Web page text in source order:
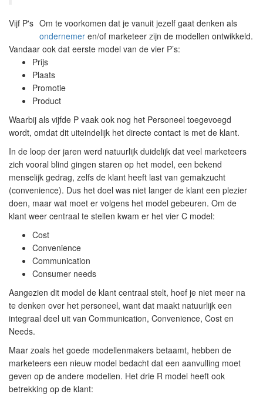
Vijf P's Om te voorkomen dat je vanuit jezelf gaat denken als
ondernemer en/of marketeer zijn de modellen ontwikkeld.
Vandaar ook dat eerste model van de vier P’s:
Prijs
Plaats
Promotie
Product
Waarbij als vijfde P vaak ook nog het Personeel toegevoegd
wordt, omdat dit uiteindelijk het directe contact is met de klant.
In de loop der jaren werd natuurlijk duidelijk dat veel marketeers
zich vooral blind gingen staren op het model, een bekend
menselijk gedrag, zelfs de klant heeft last van gemakzucht
(convenience). Dus het doel was niet langer de klant een plezier
doen, maar wat moet er volgens het model gebeuren. Om de
klant weer centraal te stellen kwam er het vier C model:
Cost
Convenience
Communication
Consumer needs
Aangezien dit model de klant centraal stelt, hoef je niet meer na
te denken over het personeel, want dat maakt natuurlijk een
integraal deel uit van Communication, Convenience, Cost en
Needs.
Maar zoals het goede modellenmakers betaamt, hebben de
marketeers een nieuw model bedacht dat een aanvulling moet
geven op de andere modellen. Het drie R model heeft ook
betrekking op de klant: